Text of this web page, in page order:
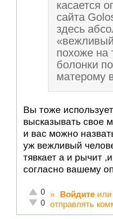
касается
сайта
здесь
похоже на
болонки
матерому
Вы тоже
высказывать свое
и вас можно
уж вежливый
тявкает а и рычит
согласно вашему
Отлично!
0
Неадекватно!
0
» Войдите
отправлять